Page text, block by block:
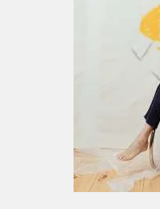
Im Zentrum von
nicht nur der
Flächen, Linien
sondern häufig
oder Fotografien
ihre Arbeit